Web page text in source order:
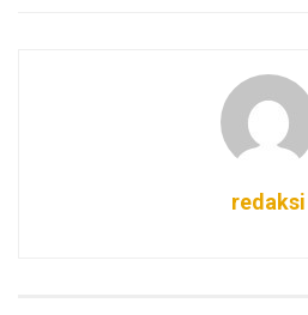
redaksi